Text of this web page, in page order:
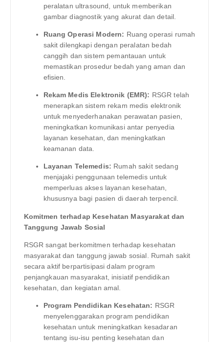
peralatan ultrasound, untuk memberikan
gambar diagnostik yang akurat dan detail.
Ruang Operasi Modern: Ruang operasi rumah
sakit dilengkapi dengan peralatan bedah
canggih dan sistem pemantauan untuk
memastikan prosedur bedah yang aman dan
efisien.
Rekam Medis Elektronik (EMR): RSGR telah
menerapkan sistem rekam medis elektronik
untuk menyederhanakan perawatan pasien,
meningkatkan komunikasi antar penyedia
layanan kesehatan, dan meningkatkan
keamanan data.
Layanan Telemedis: Rumah sakit sedang
menjajaki penggunaan telemedis untuk
memperluas akses layanan kesehatan,
khususnya bagi pasien di daerah terpencil.
Komitmen terhadap Kesehatan Masyarakat dan
Tanggung Jawab Sosial
RSGR sangat berkomitmen terhadap kesehatan
masyarakat dan tanggung jawab sosial. Rumah sakit
secara aktif berpartisipasi dalam program
penjangkauan masyarakat, inisiatif pendidikan
kesehatan, dan kegiatan amal.
Program Pendidikan Kesehatan: RSGR
menyelenggarakan program pendidikan
kesehatan untuk meningkatkan kesadaran
tentang isu-isu penting kesehatan dan